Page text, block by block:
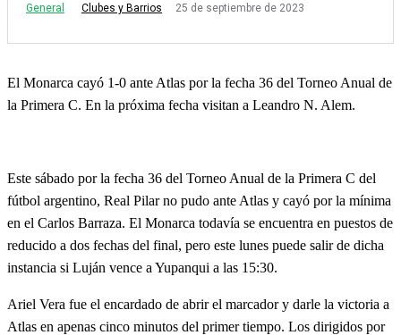
General Clubes y Barrios 25 de septiembre de 2023
El Monarca cayó 1-0 ante Atlas por la fecha 36 del Torneo Anual de
la Primera C. En la próxima fecha visitan a Leandro N. Alem.
Este sábado por la fecha 36 del Torneo Anual de la Primera C del
fútbol argentino, Real Pilar no pudo ante Atlas y cayó por la mínima
en el Carlos Barraza. El Monarca todavía se encuentra en puestos de
reducido a dos fechas del final, pero este lunes puede salir de dicha
instancia si Luján vence a Yupanqui a las 15:30.
Ariel Vera fue el encardado de abrir el marcador y darle la victoria a
Atlas en apenas cinco minutos del primer tiempo. Los dirigidos por